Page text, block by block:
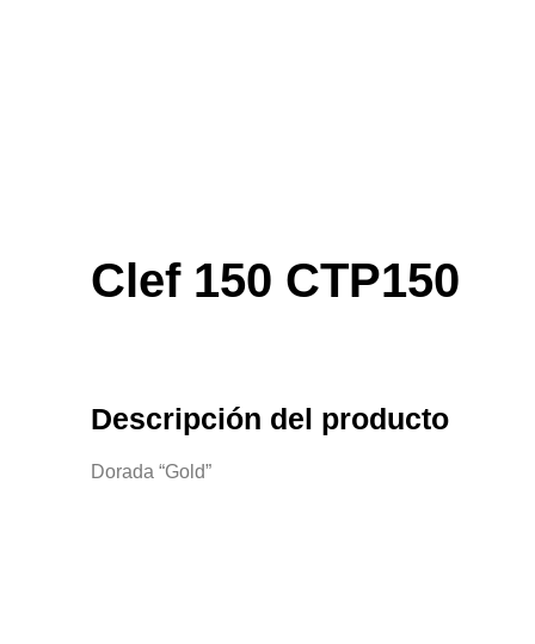
Clef 150 CTP150
Descripción del producto
Dorada “Gold”